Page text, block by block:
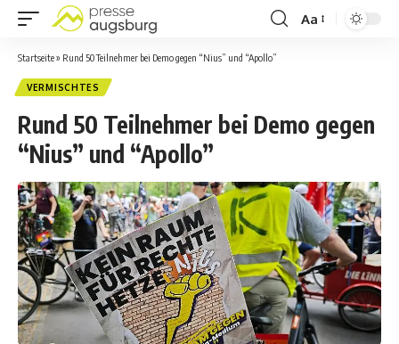
Aa
Startseite» Rund 50 Teilnehmer bei Demo gegen “Nius” und “Apollo”
VERMISCHTES
Rund 50 Teilnehmer bei Demo gegen
“Nius” und “Apollo”